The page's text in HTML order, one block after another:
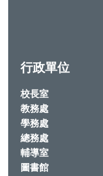
行政單位
校長室
教務處
學務處
總務處
輔導室
圖書館